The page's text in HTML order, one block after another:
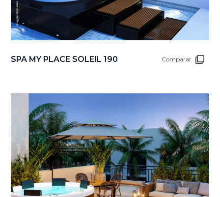
SPA MY PLACE SOLEIL 190 Comparar